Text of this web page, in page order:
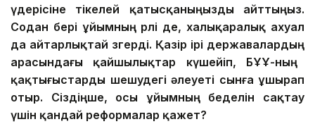
үдерісіне тікелей қатысқаныңызды айттыңыз.
Содан бері ұйымның рөлі де, халықаралық ахуал
да айтарлықтай өзгерді. Қазір ірі державалардың
арасындағы қайшылықтар күшейіп, БҰҰ-ның
қақтығыстарды шешудегі әлеуеті сынға ұшырап
отыр. Сіздіңше, осы ұйымның беделін сақтау
үшін қандай реформалар қажет?